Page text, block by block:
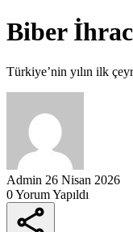
Biber
Türkiye’nin yılın ilk
Admin 26 Nisan 2026
0 Yorum Yapıldı